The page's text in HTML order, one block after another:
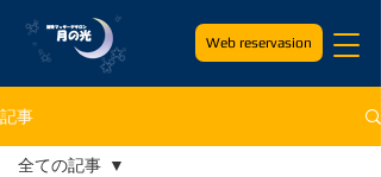
Web reservasion
記事
全ての記事